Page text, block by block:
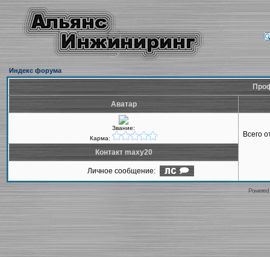
Индекс форума
Аватар
Звание:
Карма:
Всего
Контакт maxy20
Личное сообщение: